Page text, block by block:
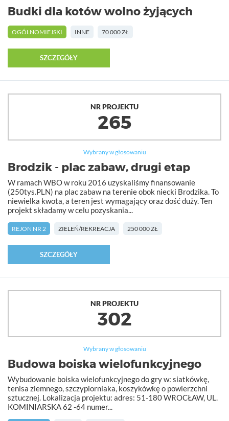
Budki dla kotów wolno żyjących
OGÓLNOMIEJSKI INNE 70 000 ZŁ
SZCZEGÓŁY
NR PROJEKTU
265
Wybrany w głosowaniu
Brodzik - plac zabaw, drugi etap
W ramach WBO w roku 2016 uzyskaliśmy finansowanie
(250tys.PLN) na plac zabaw na terenie obok niecki Brodzika. To
niewielka kwota, a teren jest wymagający oraz dość duży. Ten
projekt składamy w celu pozyskania...
REJON NR 2 ZIELEŃ/REKREACJA 250 000 ZŁ
SZCZEGÓŁY
NR PROJEKTU
302
Wybrany w głosowaniu
Budowa boiska wielofunkcyjnego
Wybudowanie boiska wielofunkcyjnego do gry w: siatkówkę,
tenisa ziemnego, szczypiorniaka, koszykówkę o powierzchni
sztucznej. Lokalizacja projektu: adres: 51-180 WROCŁAW, UL.
KOMINIARSKA 62 -64 numer...